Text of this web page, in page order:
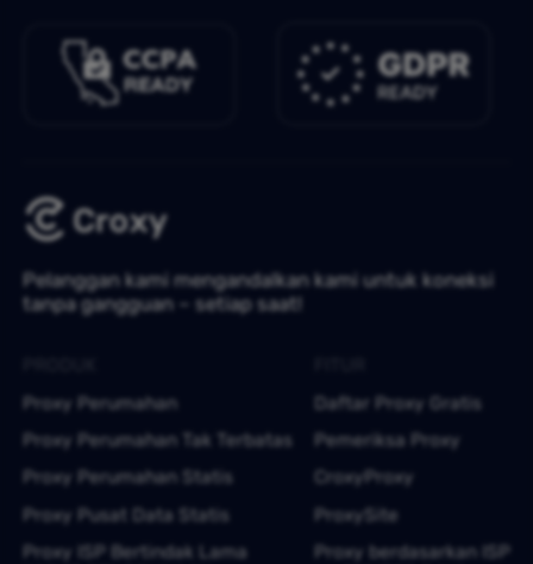
Pelanggan kami mengandalkan kami untuk koneksi
tanpa gangguan – setiap saat!
Proxy Perumahan
Proxy Perumahan Tak Terbatas
Proxy Perumahan Statis
Proxy Pusat Data Statis
Proxy ISP Bertindak Lama
Daftar Proxy Gratis
Pemeriksa Proxy
CroxyProxy
ProxySite
Proxy berdasarkan ISP